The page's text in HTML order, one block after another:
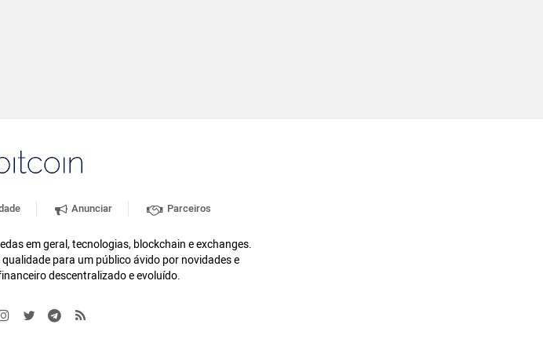
Anunciar Parceiros
em geral, tecnologias, blockchain e exchanges.
para um público ávido por novidades e
descentralizado e evoluído.